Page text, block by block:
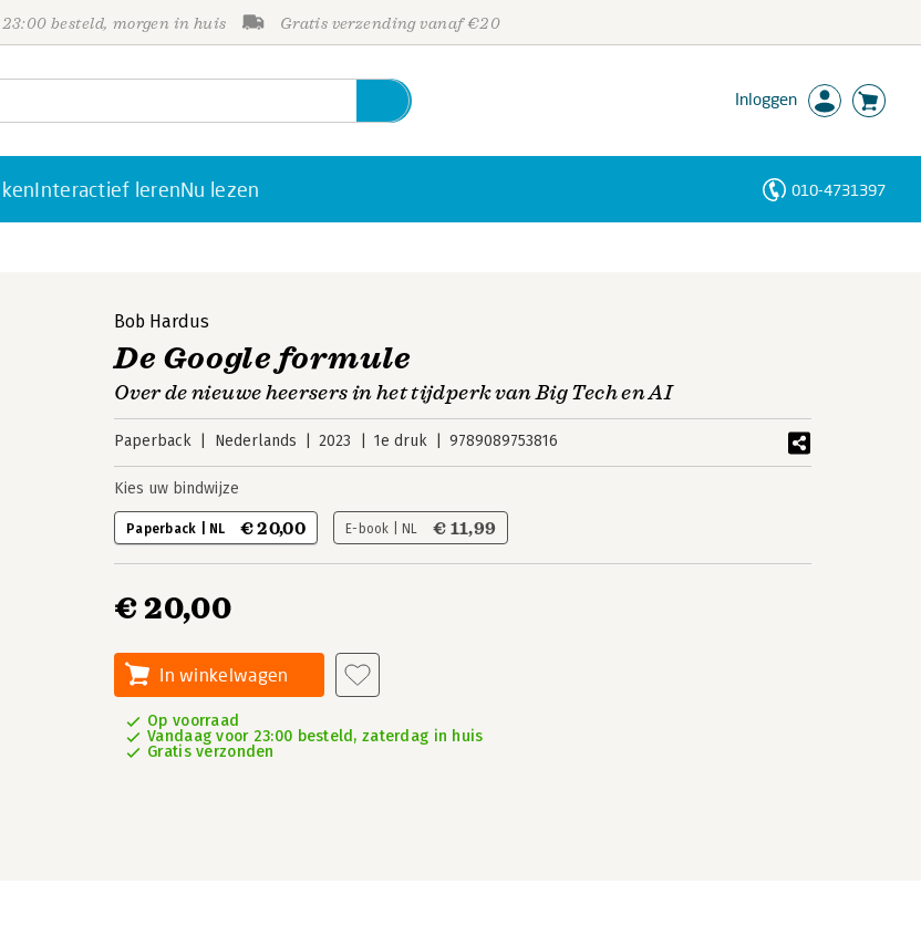
besteld, morgen in huis Gratis verzending vanaf €20
Inloggen
Interactief lerenNu lezen 010-4731397
Bob Hardus
De Google formule
Over de nieuwe heersers in het tijdperk van Big Tech en AI
Paperback Nederlands 2023 1e druk 9789089753816
Kies uw bindwijze
Paperback | NL € 20,00 E-book | NL € 11,99
€ 20,00
In winkelwagen
Op voorraad
Vandaag voor 23:00 besteld, zaterdag in huis
Gratis verzonden
Personen